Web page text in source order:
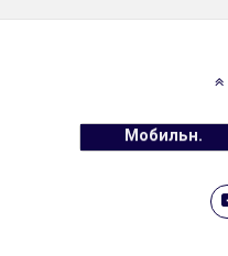
Мобильн.